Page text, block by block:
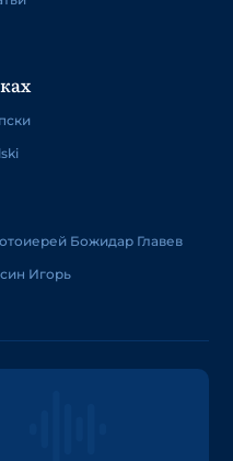
Божидар Главев
Игорь